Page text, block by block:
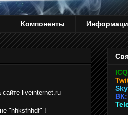
Компоненты
сайте liveinternet.ru
"hhksfhhdf" !
ВК: